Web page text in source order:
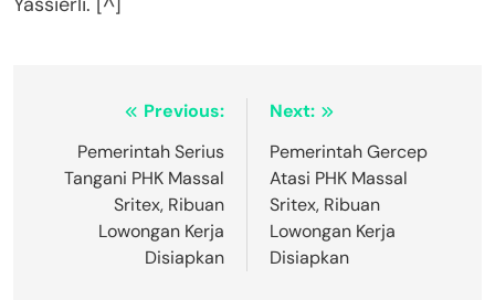
navigation
Previous:
Pemerintah Serius
Tangani PHK Massal
Sritex, Ribuan
Lowongan Kerja
Disiapkan
Next:
Pemerintah Gercep
Atasi PHK Massal
Sritex, Ribuan
Lowongan Kerja
Disiapkan